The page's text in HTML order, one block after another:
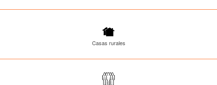
Casas rurales